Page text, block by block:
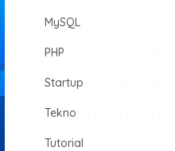
MySQL
PHP
Startup
Tekno
Tutorial